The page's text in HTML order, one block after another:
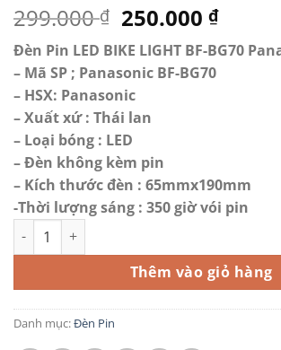
299.000₫ Giá
gốc
là:
299.000 ₫.
250.000₫Giá
hiện
tại
Đèn Pin LED BIKE LIGHT BF-BG70
– Mã SP ; Panasonic BF-BG70
– HSX: Panasonic
– Xuất xứ : Thái lan
– Loại bóng : LED
– Đèn không kèm pin
– Kích thước đèn : 65mmx190mm
-Thời lượng sáng : 350 giờ vói pin
Đèn Pin LED BIKE LIGHT BF-BG70 số lượng
Thêm vào giỏ hàng
Danh mục:Đèn Pin